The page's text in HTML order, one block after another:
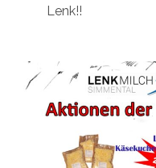
Lenk!!